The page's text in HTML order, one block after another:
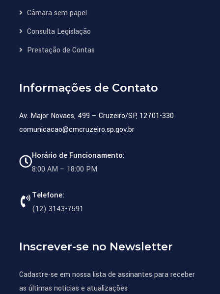
Câmara sem papel
Consulta Legislação
Prestação de Contas
Informações de Contato
Av. Major Novaes, 499 – Cruzeiro/SP, 12701-330
comunicacao@cmcruzeiro.sp.gov.br
Horário de Funcionamento:
8:00 AM – 18:00 PM
Telefone:
(12) 3143-7591
Inscrever-se no Newsletter
Cadastre-se em nossa lista de assinantes para receber
as últimas notícias e atualizações